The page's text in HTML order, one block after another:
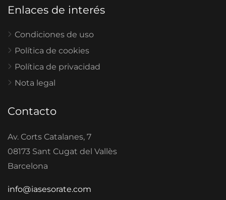
Enlaces de interés
Condiciones de uso
Política de cookies
Política de privacidad
Nota legal
Contacto
Av. Corts Catalanes, 7
08173 Sant Cugat del Vallès
Barcelona
info@iasesorate.com